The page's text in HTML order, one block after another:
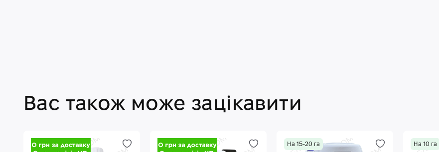
Вас також може зацікавити
На 15-20 га На 10 га